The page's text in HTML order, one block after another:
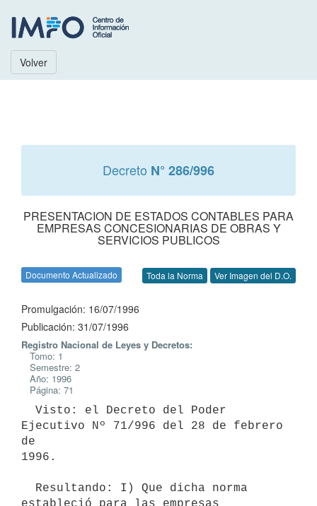
Volver
Decreto N° 286/996
PRESENTACION DE ESTADOS CONTABLES PARA
EMPRESAS CONCESIONARIAS DE OBRAS Y
SERVICIOS PUBLICOS
Documento Actualizado Toda la Norma Ver Imagen del D.O.
Promulgación: 16/07/1996
Publicación: 31/07/1996
Registro Nacional de Leyes y Decretos:
Tomo: 1
Semestre: 2
Año: 1996
Página: 71
Ejecutivo Nº 71/996 del 28 de febrero
de
1996.